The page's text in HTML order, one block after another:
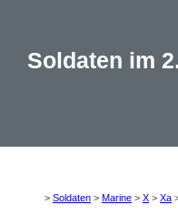
Soldaten im
> Soldaten > Marine > X > Xa